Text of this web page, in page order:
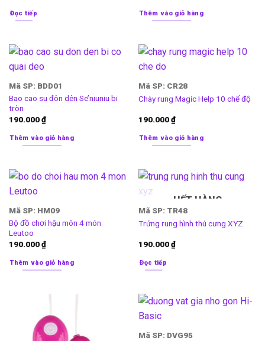
Đọc tiếp Thêm vào giỏ hàng
Mã SP: BDD01
Bao cao su đôn dên Se’niuniu bi
tròn
190.000₫
Thêm vào giỏ hàng
Mã SP: CR28
Chày rung Magic Help 10 chế độ
190.000₫
Thêm vào giỏ hàng
Mã SP: HM09
Bộ đồ chơi hậu môn 4 món
Leutoo
190.000₫
Thêm vào giỏ hàng
HẾT HÀNG
Mã SP: TR48
Trứng rung hình thú cưng XYZ
190.000₫
Đọc tiếp
Mã SP: DVG95